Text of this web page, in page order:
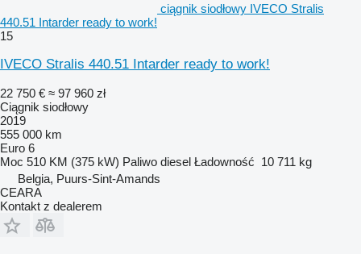
ciągnik siodłowy IVECO Stralis
440.51 Intarder ready to work!
15
IVECO Stralis 440.51 Intarder ready to work!
22 750 € ≈ 97 960 zł
Ciągnik siodłowy
2019
555 000 km
Euro 6
Moc 510 KM (375 kW) Paliwo diesel Ładowność 10 711 kg
Belgia, Puurs-Sint-Amands
CEARA
Kontakt z dealerem